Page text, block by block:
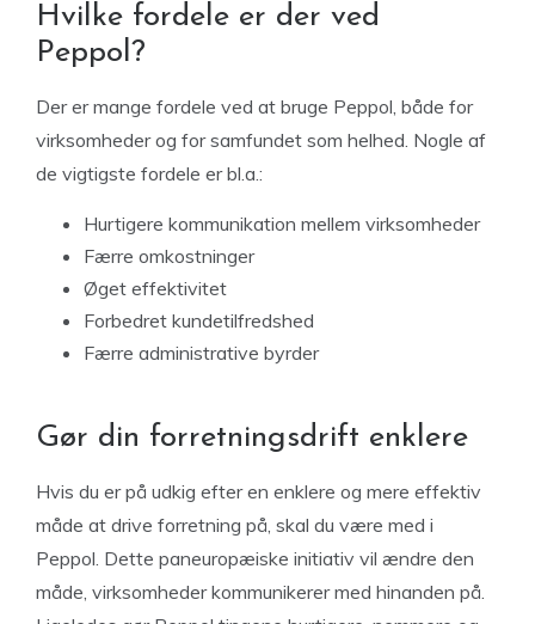
Hvilke fordele er der ved
Peppol?
Der er mange fordele ved at bruge Peppol, både for
virksomheder og for samfundet som helhed. Nogle af
de vigtigste fordele er bl.a.:
Hurtigere kommunikation mellem virksomheder
Færre omkostninger
Øget effektivitet
Forbedret kundetilfredshed
Færre administrative byrder
Gør din forretningsdrift enklere
Hvis du er på udkig efter en enklere og mere effektiv
måde at drive forretning på, skal du være med i
Peppol. Dette paneuropæiske initiativ vil ændre den
måde, virksomheder kommunikerer med hinanden på.